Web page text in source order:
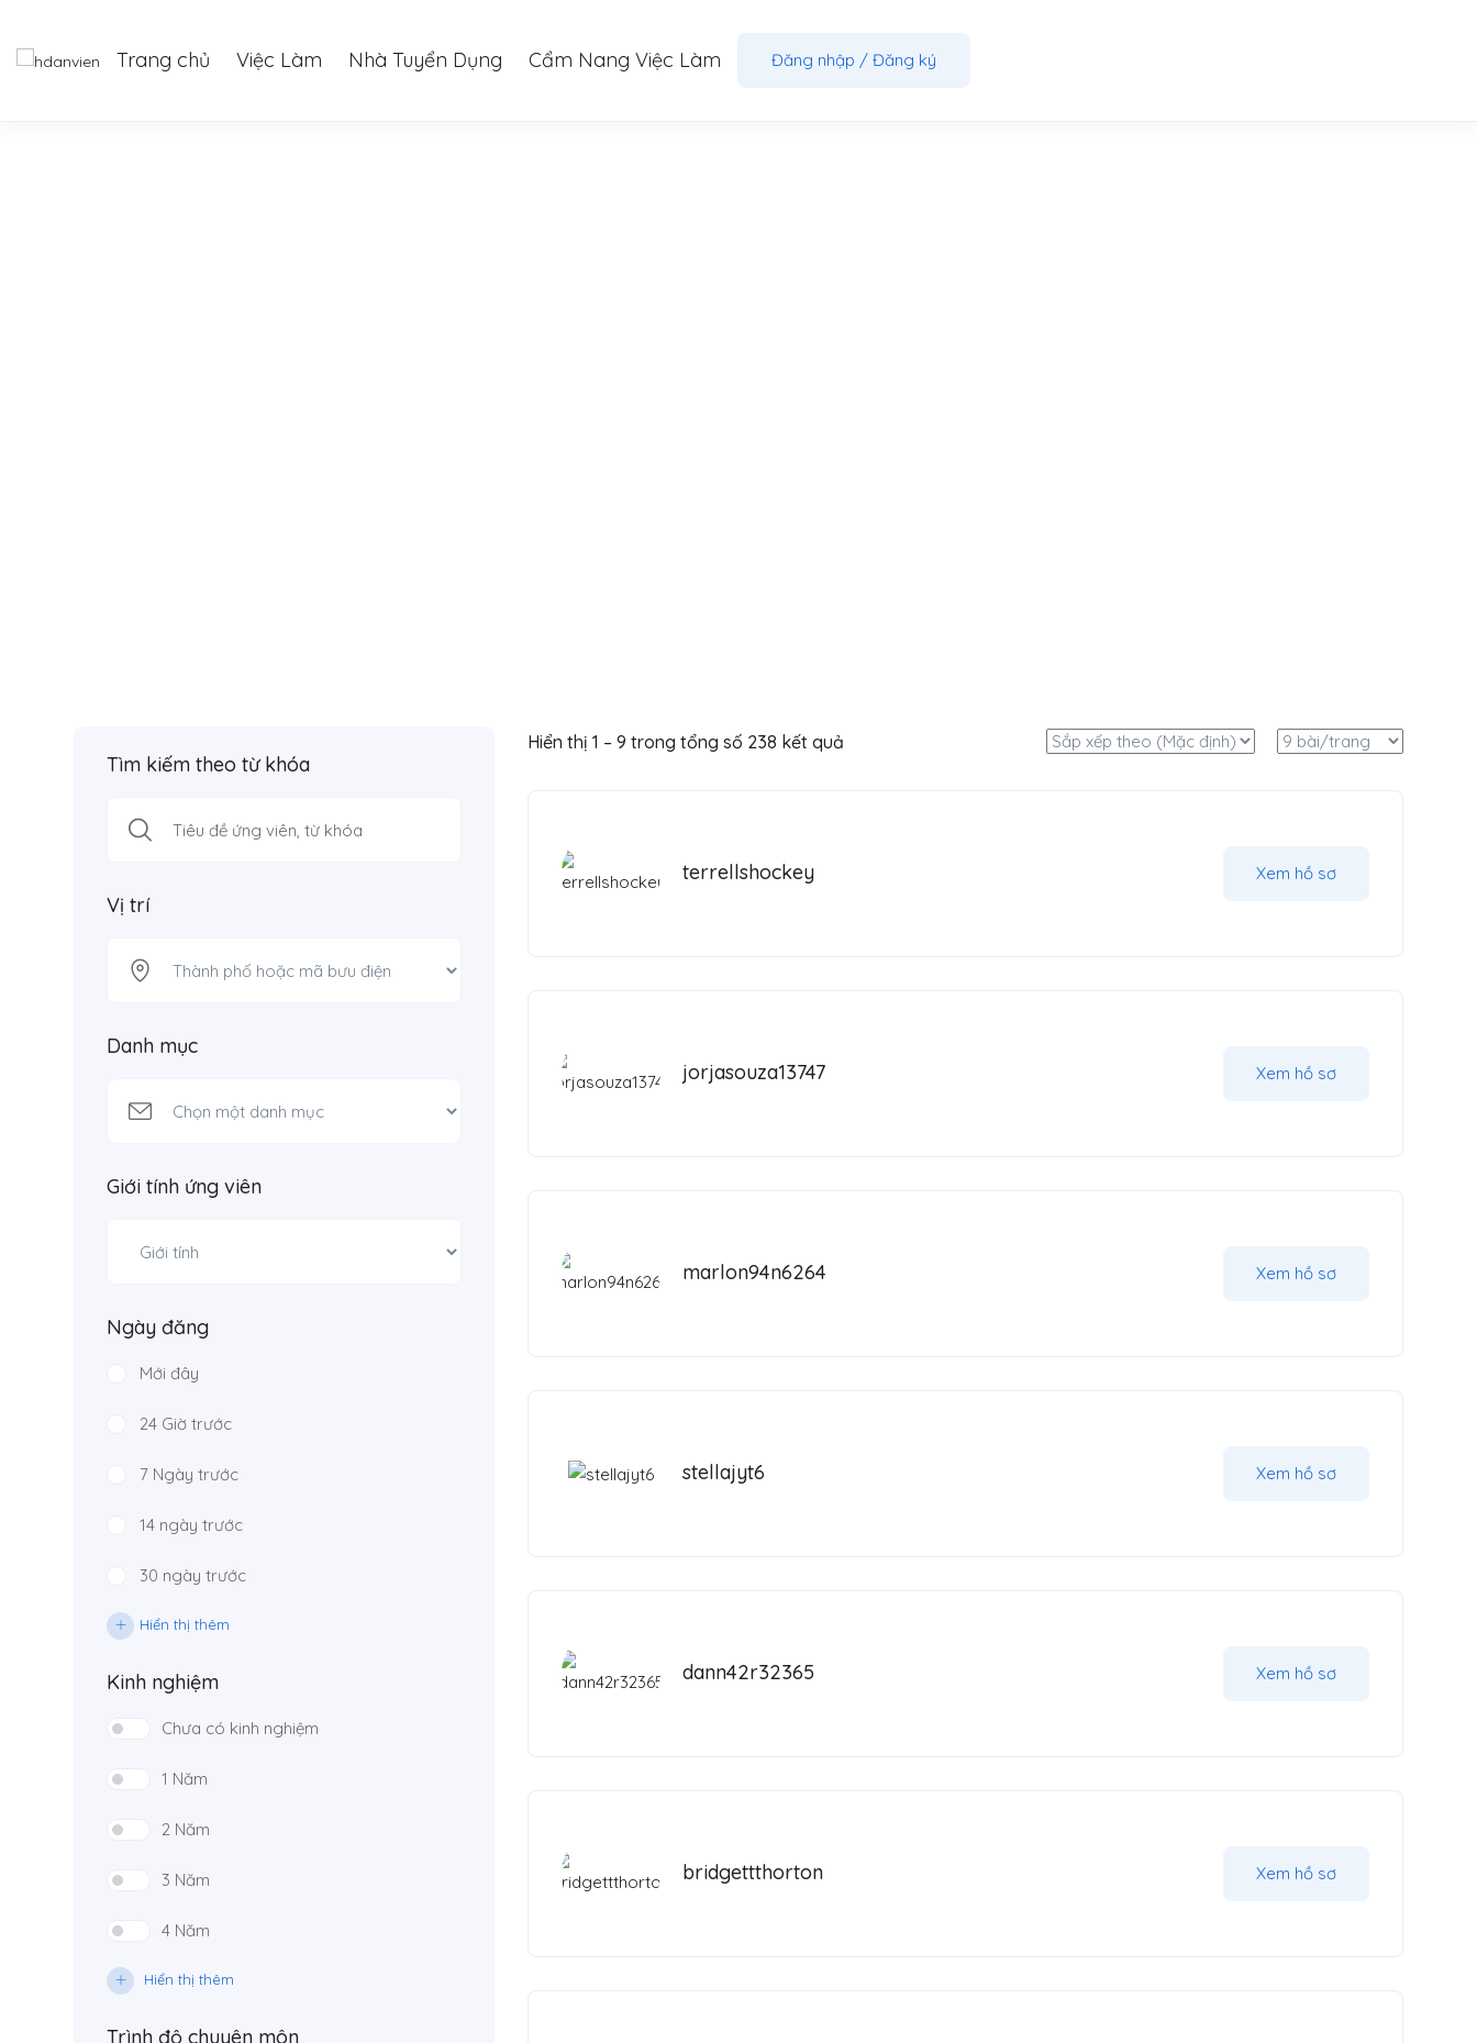
Trang chủ Việc Làm Nhà Tuyển Dụng Cẩm Nang Việc Làm Đăng nhập / Đăng ký
Tìm kiếm theo từ khóa
Vị trí
Danh mục
Giới tính ứng viên
Ngày đăng
Mới đây
24 Giờ trước
7 Ngày trước
14 ngày trước
30 ngày trước
Hiển thị thêm
Kinh nghiệm
Chưa có kinh nghiệm
1 Năm
2 Năm
3 Năm
4 Năm
Hiển thị thêm
Trình độ chuyên môn
Hiển thị1 –9 trong tổng số 238 kết quả
terrellshockey Xem hồ sơ
jorjasouza13747 Xem hồ sơ
marlon94n6264 Xem hồ sơ
stellajyt6 Xem hồ sơ
dann42r32365 Xem hồ sơ
bridgettthorton Xem hồ sơ